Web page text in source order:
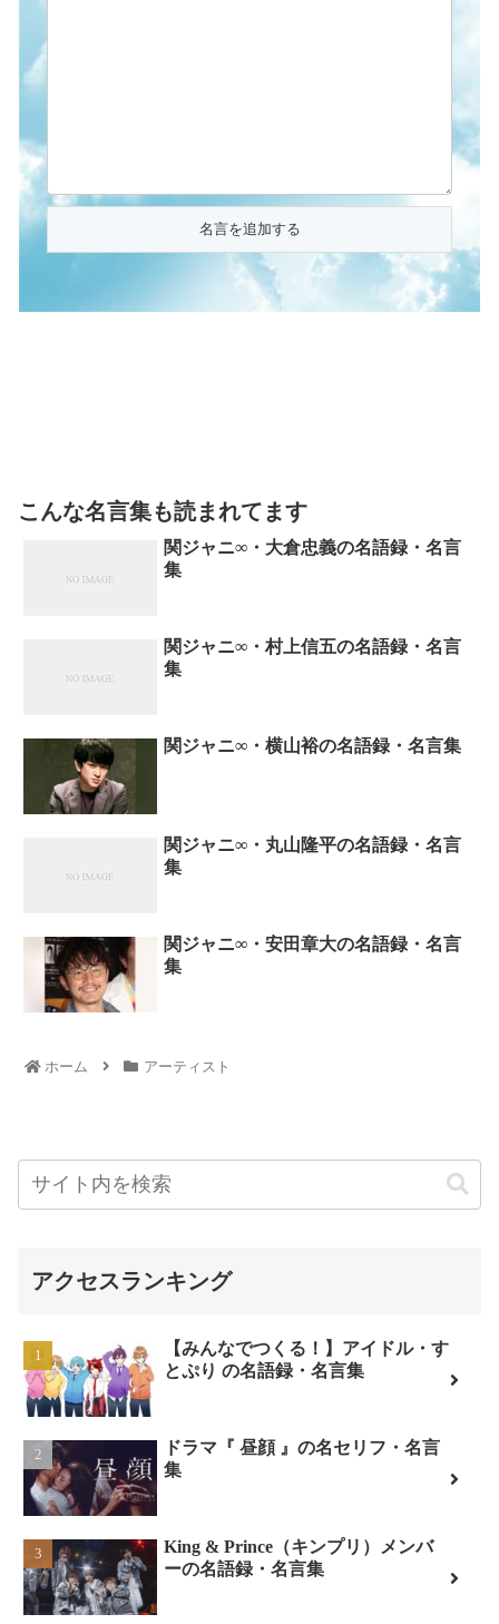
こんな名言集も読まれてます
関ジャニ∞・大倉忠義の名語録・名言
集
関ジャニ∞・村上信五の名語録・名言
集
関ジャニ∞・横山裕の名語録・名言集
関ジャニ∞・丸山隆平の名語録・名言
集
関ジャニ∞・安田章大の名語録・名言
集
ホーム アーティスト
アクセスランキング
【みんなでつくる！】アイドル・す
とぷり の名語録・名言集
ドラマ『 昼顔 』の名セリフ・名言
集
King & Prince（キンプリ）メンバ
ーの名語録・名言集